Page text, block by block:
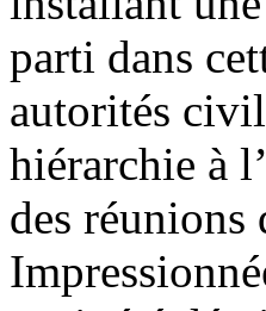
parti dans
autorités
hiérarchie à
des réunions